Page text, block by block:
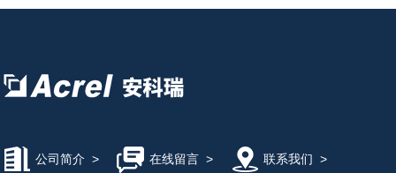
公司简介 > 在线留言> 联系我们 >